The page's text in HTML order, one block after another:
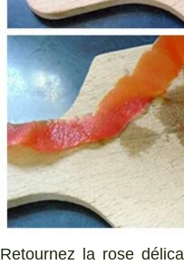
Retournez la rose